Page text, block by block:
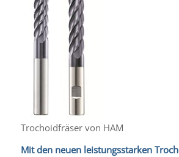
Trochoidfräser von HAM
Mit den neuen leistungsstarken